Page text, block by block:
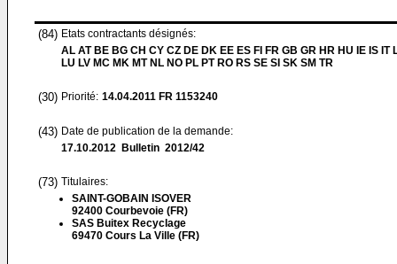
(84) Etats contractants désignés:
AL AT BE BG CH CY CZ DE DK EE ES FI FR GB GR HR HU IE IS IT
LU LV MC MK MT NL NO PL PT RO RS SE SI SK SM TR
(30) Priorité: 14.04.2011 FR 1153240
(43) Date de publication de la demande:
17.10.2012 Bulletin 2012/42
(73) Titulaires:
SAINT-GOBAIN ISOVER
92400 Courbevoie (FR)
SAS Buitex Recyclage
69470 Cours La Ville (FR)